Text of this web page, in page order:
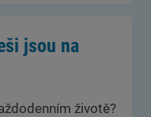
jsou na
životě?